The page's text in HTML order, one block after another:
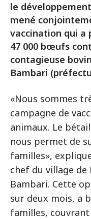
le
mené
vaccination qui a
47 000 bœufs
contagieuse
Bambari
«Nous sommes
campagne de
animaux. Le
nous permet de
familles»,
chef du village de
Bambari. Cette
sur deux mois, a
familles,